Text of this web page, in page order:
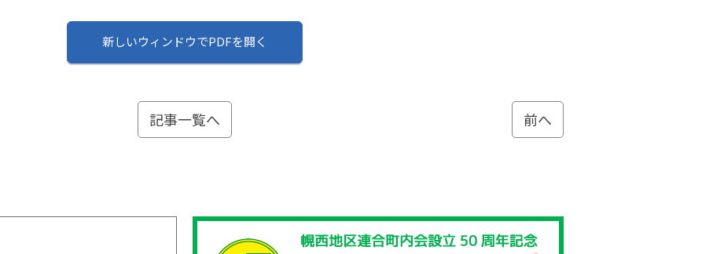
新しいウィンドウでPDFを開く
記事一覧へ 前へ